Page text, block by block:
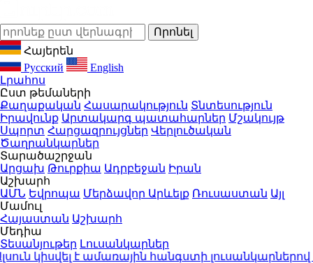
Հայերեն
Русский
English
Լրահոս
Ըստ թեմաների
Քաղաքական Հասարակություն Տնտեսություն
Իրավունք Արտակարգ պատահարներ Մշակույթ
Սպորտ Հարցազրույցներ Վերլուծական
Ծաղրանկարներ
Տարածաշրջան
Արցախ Թուրքիա Ադրբեջան Իրան
Աշխարհ
ԱՄՆ Եվրոպա Մերձավոր Արևելք Ռուսաստան Այլ
Մամուլ
Հայաստան Աշխարհ
Մեդիա
Տեսանյութեր Լուսանկարներ
կիսվել է ամառային հանգստի լուսանկարներով